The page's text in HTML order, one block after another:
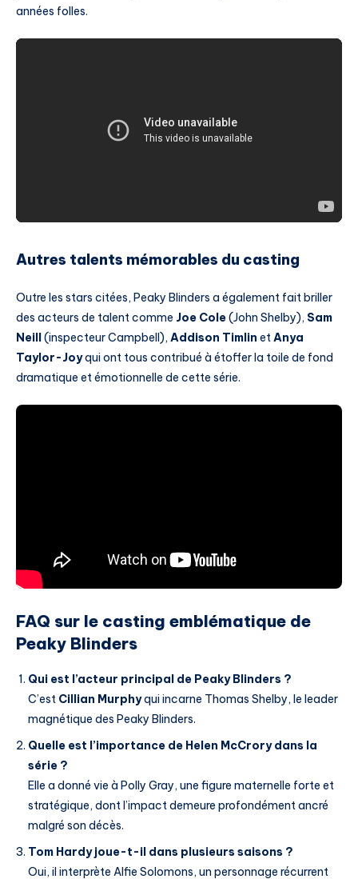
années folles.
Autres talents mémorables du casting
Outre les stars citées, Peaky Blinders a également fait briller
des acteurs de talent comme Joe Cole(John Shelby), Sam
Neill
(inspecteur Campbell), Addison Timlin etAnya
Taylor-Joyqui ont tous contribué à étoffer la toile de fond
dramatique et émotionnelle de cette série.
FAQ sur le casting emblématique de
Peaky Blinders
Qui est l’acteur principal de Peaky Blinders ?
C’est Cillian Murphyqui incarne Thomas Shelby, le leader
magnétique des Peaky Blinders.
Quelle est l’importance de Helen McCrory dans la
série ?
Elle a donné vie à Polly Gray, une figure maternelle forte et
stratégique, dont l’impact demeure profondément ancré
malgré son décès.
Tom Hardy joue-t-il dans plusieurs saisons ?
Oui, il interprète Alfie Solomons, un personnage récurrent